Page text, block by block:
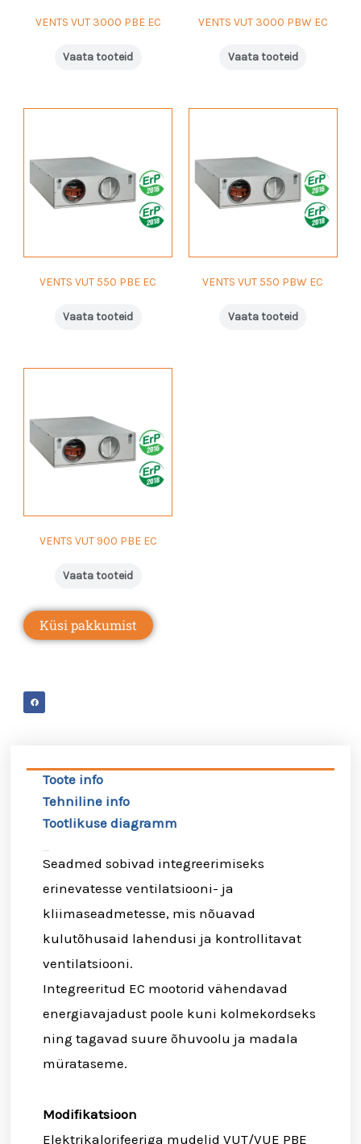
VENTS VUT 3000 PBE EC
Vaata tooteid
VENTS VUT 3000 PBW EC
Vaata tooteid
VENTS VUT 550 PBE EC
Vaata tooteid
VENTS VUT 550 PBW EC
Vaata tooteid
VENTS VUT 900 PBE EC
Vaata tooteid
Küsi pakkumist
Toote info
Tehniline info
Tootlikuse diagramm
Seadmed sobivad integreerimiseks
erinevatesse ventilatsiooni- ja
kliimaseadmetesse, mis nõuavad
kulutõhusaid lahendusi ja kontrollitavat
ventilatsiooni.
Integreeritud EC mootorid vähendavad
energiavajadust poole kuni kolmekordseks
ning tagavad suure õhuvoolu ja madala
mürataseme.
Modifikatsioon
Elektrikalorifeeriga mudelid VUT/VUE PBE